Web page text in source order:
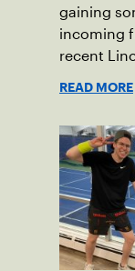
gaining
incoming
recent
READ MORE